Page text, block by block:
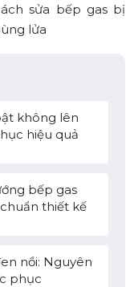
sửa bếp gas bị
lửa
không lên
hiệu quả
bếp gas
thiết kế
nồi: Nguyên
phục